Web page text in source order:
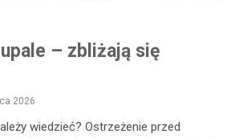
– zbliżają się
2026
wiedzieć? Ostrzeżenie przed